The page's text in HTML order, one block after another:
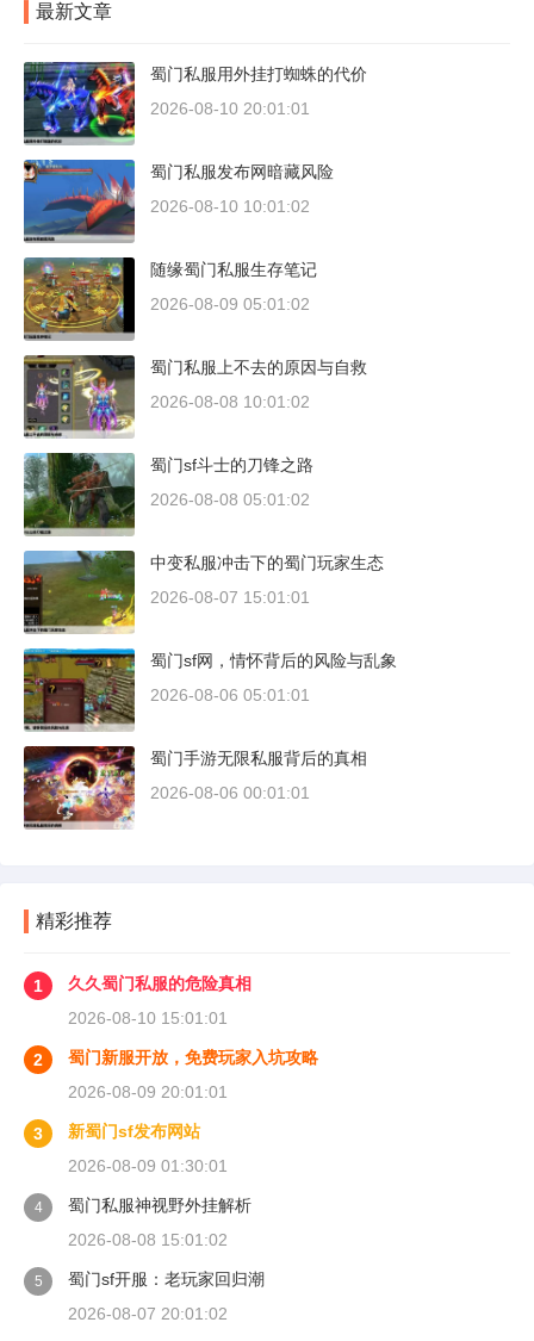
最新文章
蜀门私服用外挂打蜘蛛的代价
2026-08-10 20:01:01
蜀门私服发布网暗藏风险
2026-08-10 10:01:02
随缘蜀门私服生存笔记
2026-08-09 05:01:02
蜀门私服上不去的原因与自救
2026-08-08 10:01:02
蜀门sf斗士的刀锋之路
2026-08-08 05:01:02
中变私服冲击下的蜀门玩家生态
2026-08-07 15:01:01
蜀门sf网，情怀背后的风险与乱象
2026-08-06 05:01:01
蜀门手游无限私服背后的真相
2026-08-06 00:01:01
精彩推荐
1
久久蜀门私服的危险真相
2026-08-10 15:01:01
2
蜀门新服开放，免费玩家入坑攻略
2026-08-09 20:01:01
3
新蜀门sf发布网站
2026-08-09 01:30:01
4
蜀门私服神视野外挂解析
2026-08-08 15:01:02
5
蜀门sf开服：老玩家回归潮
2026-08-07 20:01:02